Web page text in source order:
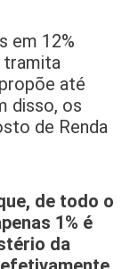
em 12%
tramita
até
disso, os
de Renda
de todo o
1% é
da